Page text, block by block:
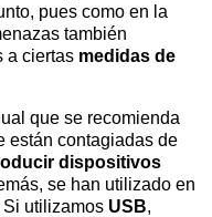
pues como en la
también
a ciertas medidas de
que se recomienda
están contagiadas de
dispositivos
se han utilizado en
Si utilizamos USB,